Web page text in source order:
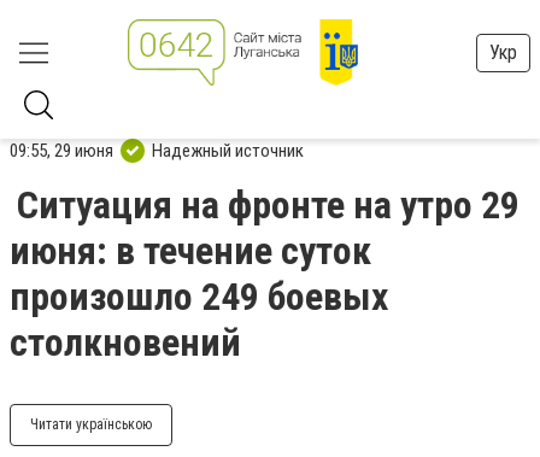
Укр
09:55, 29 июня Надежный источник
Ситуация на фронте на утро 29
июня: в течение суток
произошло 249 боевых
столкновений
Читати українською